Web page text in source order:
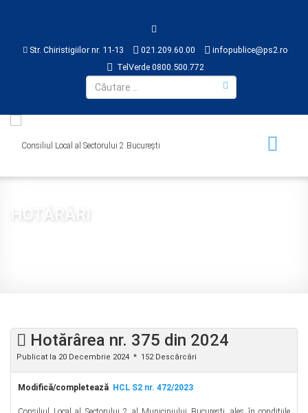
Str. Chiristigiilor nr. 11-13 021.209.60.00
infopublice@ps2.ro
TelVerde 0800.500.772
HOTĂRÂRI
Hotărârea nr. 375 din 2024
Publicat la 20 Decembrie 2024 152 Descărcări
Modifică/completează HCL S2 nr. 472/2023